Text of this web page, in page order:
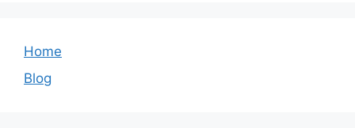
Home
Blog